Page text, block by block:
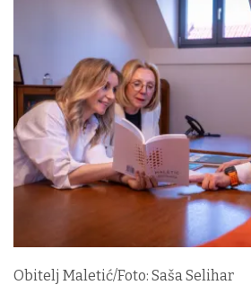
Obitelj Maletić/Foto: Saša Selihar